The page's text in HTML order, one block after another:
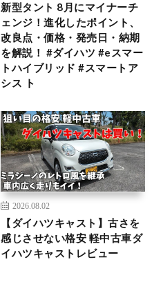
新型タント 8月にマイナーチ
ェンジ！進化したポイント、
改良点・価格・発売日・納期
を解説！ #ダイハツ #eスマー
トハイブリッド #スマートア
シス ト
2026.08.02
【ダイハツキャスト】古さを
感じさせない格安 軽中古車ダ
イハツキャストレビュー